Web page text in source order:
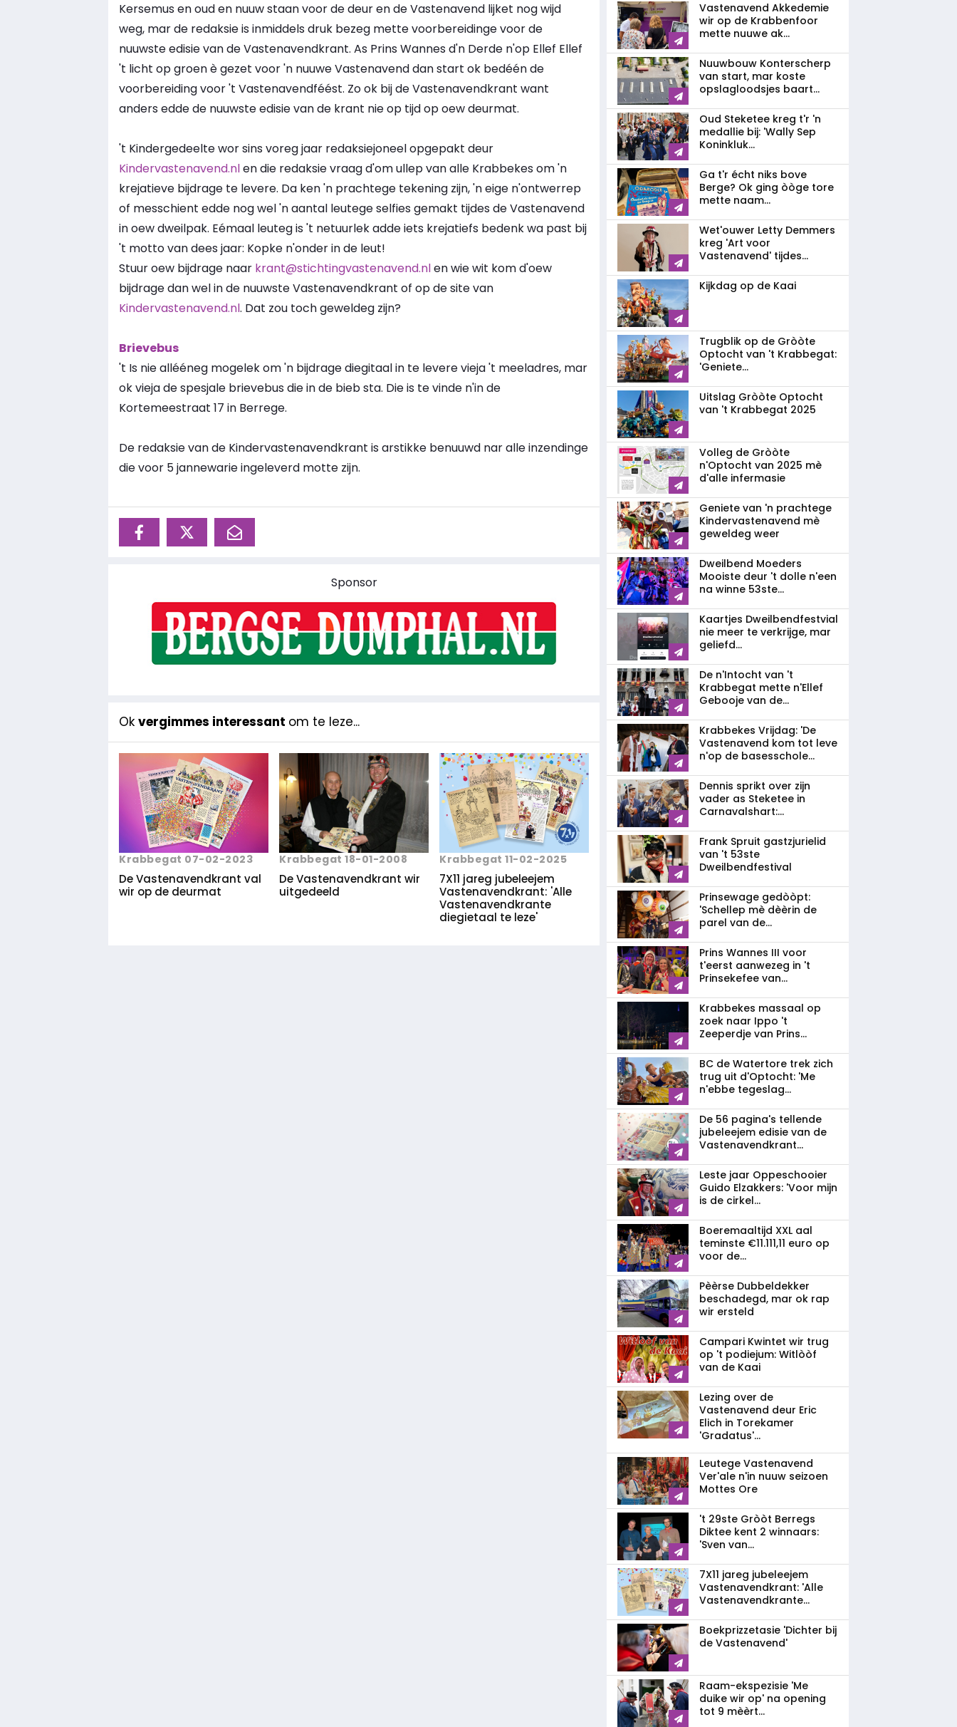
Kersemus en oud en nuuw staan voor de deur en de Vastenavend lijket nog wijd
weg, mar de redaksie is inmiddels druk bezeg mette voorbereidinge voor de
nuuwste edisie van de Vastenavendkrant. As Prins Wannes d'n Derde n'op Ellef Ellef
't licht op groen è gezet voor 'n nuuwe Vastenavend dan start ok bedéén de
voorbereiding voor 't Vastenavendféést. Zo ok bij de Vastenavendkrant want
anders edde de nuuwste edisie van de krant nie op tijd op oew deurmat.
't Kindergedeelte wor sins voreg jaar redaksiejoneel opgepakt deur
Kindervastenavend.nlen die redaksie vraag d'om ullep van alle Krabbekes om 'n
krejatieve bijdrage te levere. Da ken 'n prachtege tekening zijn, 'n eige n'ontwerrep
of messchient edde nog wel 'n aantal leutege selfies gemakt tijdes de Vastenavend
in oew dweilpak. Eémaal leuteg is 't netuurlek adde iets krejatiefs bedenk wa past bij
't motto van dees jaar: Kopke n'onder in de leut!
Stuur oew bijdrage naar krant@stichtingvastenavend.nlen wie wit kom d'oew
bijdrage dan wel in de nuuwste Vastenavendkrant of op de site van
Kindervastenavend.nl. Dat zou toch geweldeg zijn?
Brievebus
't Is nie allééneg mogelek om 'n bijdrage diegitaal in te levere vieja 't meeladres, mar
ok vieja de spesjale brievebus die in de bieb sta. Die is te vinde n'in de
Kortemeestraat 17 in Berrege.
De redaksie van de Kindervastenavendkrant is arstikke benuuwd nar alle inzendinge
die voor 5 jannewarie ingeleverd motte zijn.
Sponsor
Ok vergimmes interessant om te leze...
Krabbegat 07-02-2023
De Vastenavendkrant val
wir op de deurmat
Krabbegat 18-01-2008
De Vastenavendkrant wir
uitgedeeld
Krabbegat 11-02-2025
7X11 jareg jubeleejem
Vastenavendkrant: 'Alle
Vastenavendkrante
diegietaal te leze'
Vastenavend Akkedemie
wir op de Krabbenfoor
mette nuuwe ak...
Nuuwbouw Konterscherp
van start, mar koste
opslagloodsjes baart...
Oud Steketee kreg t'r 'n
medallie bij: 'Wally Sep
Koninkluk...
Ga t'r écht niks bove
Berge? Ok ging òòge tore
mette naam...
Wet'ouwer Letty Demmers
kreg 'Art voor
Vastenavend' tijdes...
Kijkdag op de Kaai
Trugblik op de Gròòte
Optocht van 't Krabbegat:
'Geniete...
Uitslag Gròòte Optocht
van 't Krabbegat 2025
Volleg de Gròòte
n'Optocht van 2025 mè
d'alle infermasie
Geniete van 'n prachtege
Kindervastenavend mè
geweldeg weer
Dweilbend Moeders
Mooiste deur 't dolle n'een
na winne 53ste...
Kaartjes Dweilbendfestvial
nie meer te verkrijge, mar
geliefd...
De n'Intocht van 't
Krabbegat mette n'Ellef
Gebooje van de...
Krabbekes Vrijdag: 'De
Vastenavend kom tot leve
n'op de basesschole...
Dennis sprikt over zijn
vader as Steketee in
Carnavalshart:...
Frank Spruit gastzjurielid
van 't 53ste
Dweilbendfestival
Prinsewage gedòòpt:
'Schellep mè dèèrin de
parel van de...
Prins Wannes III voor
t'eerst aanwezeg in 't
Prinsekefee van...
Krabbekes massaal op
zoek naar Ippo 't
Zeeperdje van Prins...
BC de Watertore trek zich
trug uit d'Optocht: 'Me
n'ebbe tegeslag...
De 56 pagina's tellende
jubeleejem edisie van de
Vastenavendkrant...
Leste jaar Oppeschooier
Guido Elzakkers: 'Voor mijn
is de cirkel...
Boeremaaltijd XXL aal
teminste €11.111,11 euro op
voor de...
Pèèrse Dubbeldekker
beschadegd, mar ok rap
wir ersteld
Campari Kwintet wir trug
op 't podiejum: Witlòòf
van de Kaai
Lezing over de
Vastenavend deur Eric
Elich in Torekamer
'Gradatus'...
Leutege Vastenavend
Ver'ale n'in nuuw seizoen
Mottes Ore
't 29ste Gròòt Berregs
Diktee kent 2 winnaars:
'Sven van...
7X11 jareg jubeleejem
Vastenavendkrant: 'Alle
Vastenavendkrante...
Boekprizzetasie 'Dichter bij
de Vastenavend'
Raam-ekspezisie 'Me
duike wir op' na opening
tot 9 mèèrt...